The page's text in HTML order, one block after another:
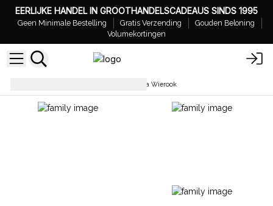
EERLIJKE HANDEL IN GROOTHANDELSCADEAUS SINDS 1995
Geen Minimale Bestelling Gratis Verzending
Gouden Beloning
Volumekortingen
Tales of India Wierook